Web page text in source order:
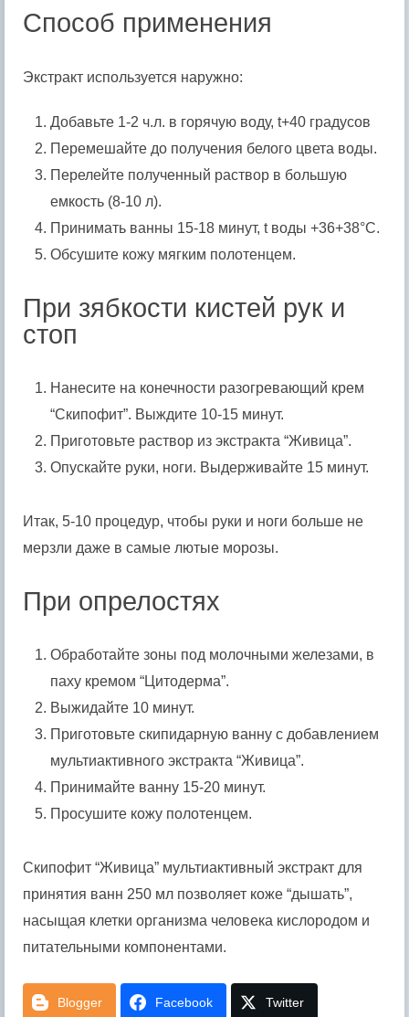
Способ применения
Экстракт используется наружно:
Добавьте 1-2 ч.л. в горячую воду, t+40 градусов
Перемешайте до получения белого цвета воды.
Перелейте полученный раствор в большую
емкость (8-10 л).
Принимать ванны 15-18 минут, t воды +36+38°C.
Обсушите кожу мягким полотенцем.
При зябкости кистей рук и
стоп
Нанесите на конечности разогревающий крем
“Скипофит”. Выждите 10-15 минут.
Приготовьте раствор из экстракта “Живица”.
Опускайте руки, ноги. Выдерживайте 15 минут.
Итак, 5-10 процедур, чтобы руки и ноги больше не
мерзли даже в самые лютые морозы.
При опрелостях
Обработайте зоны под молочными железами, в
паху кремом “Цитодерма”.
Выжидайте 10 минут.
Приготовьте скипидарную ванну с добавлением
мультиактивного экстракта “Живица”.
Принимайте ванну 15-20 минут.
Просушите кожу полотенцем.
Скипофит “Живица” мультиактивный экстракт для
принятия ванн 250 мл позволяет коже “дышать”,
насыщая клетки организма человека кислородом и
питательными компонентами.
Blogger Facebook Twitter